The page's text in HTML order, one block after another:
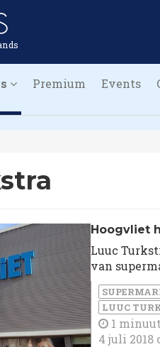
Premium Events
Hoogvliet
Luuc
van
LUUC
1 minuut
4 juli 2018